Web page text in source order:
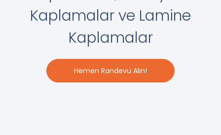
Kaplamalar ve Lamine
Kaplamalar
Hemen Randevu Alın!